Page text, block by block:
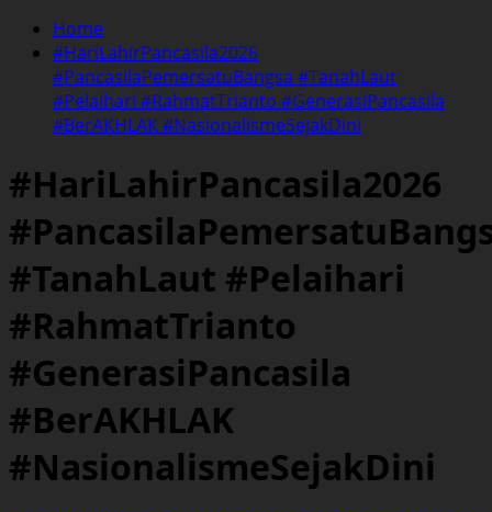
Home
#HariLahirPancasila2026
#PancasilaPemersatuBangsa #TanahLaut
#Pelaihari #RahmatTrianto #GenerasiPancasila
#BerAKHLAK #NasionalismeSejakDini
#HariLahirPancasila2026
#TanahLaut #Pelaihari
#RahmatTrianto
#GenerasiPancasila
#BerAKHLAK
#NasionalismeSejakDini